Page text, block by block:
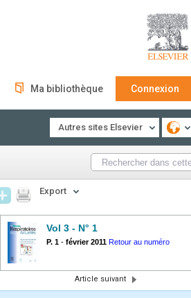
Ma bibliothèque Connexion
Autres sites Elsevier
Export
Vol 3 - N° 1
P. 1 - février 2011 Retour au numéro
Article suivant